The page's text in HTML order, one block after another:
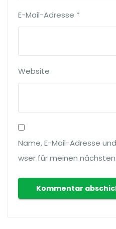
E-Mail-Adresse *
Website
Name, E-Mail-Adresse
wser für meinen